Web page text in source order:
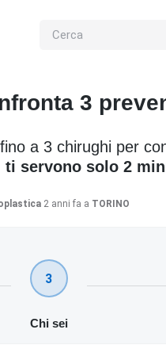
3
a 3 chirughi per
ti servono solo 2
2 anni fa a TORINO
3
Chi sei